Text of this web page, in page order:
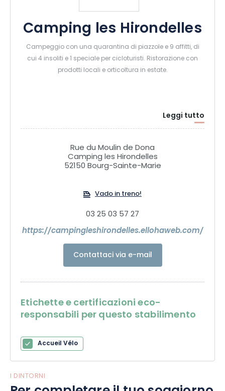
Camping les Hirondelles
Campeggio con una quarantina di piazzole e 9 affitti, di
cui 4 insoliti e 1 speciale per cicloturisti. Ristorazione con
prodotti locali e orticoltura in estate.
Leggi tutto
Rue du Moulin de Dona
Camping les Hirondelles
52150 Bourg-Sainte-Marie
Vado in treno!
03 25 03 57 27
https://campingleshirondelles.ellohaweb.com/
Contattaci via e-mail
Etichette e certificazioni eco-
responsabili per questo stabilimento
Accueil Vélo
I DINTORNI